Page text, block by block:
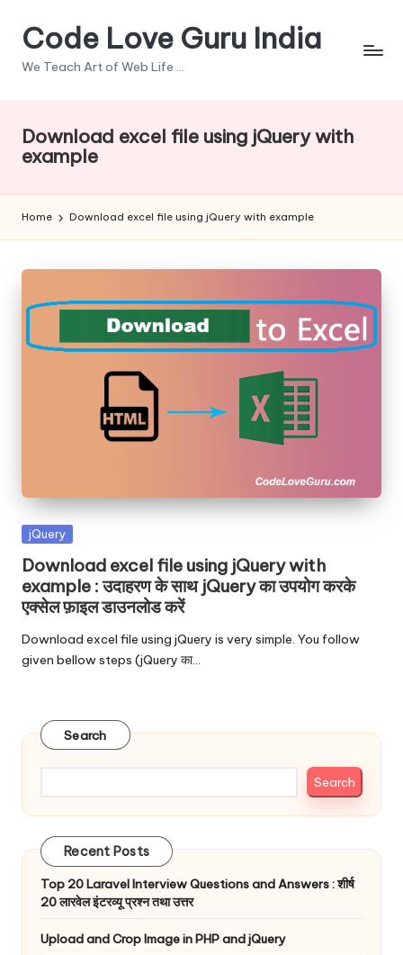
SkipCode Love Guru India
We Teach Art of Web Life ...
Download excel file using jQuery with
example
Home Download excel file using jQuery with example
Posted
jQuery
Download excel file using jQuery with
example : उदाहरण के साथ jQuery का उपयोग करके
एक्सेल फ़ाइल डाउनलोड करें
Download excel file using jQuery is very simple. You follow
given bellow steps (jQuery का…
Search
Search
Recent Posts
Top 20 Laravel Interview Questions and Answers : शीर्ष
20 लारवेल इंटरव्यू प्रश्न तथा उत्तर
Upload and Crop Image in PHP and jQuery